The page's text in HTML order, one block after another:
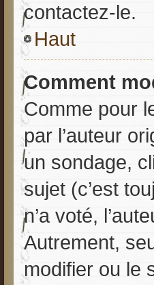
contactez-le.
Haut
Comment
Comme pour
par l’auteur
un sondage,
sujet (c’est
n’a voté,
Autrement,
modifier ou le